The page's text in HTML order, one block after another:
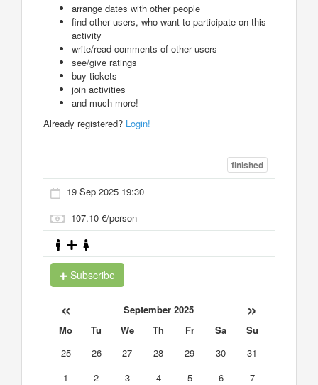
arrange dates with other people
find other users, who want to participate on this
activity
write/read comments of other users
see/give ratings
buy tickets
join activities
and much more!
Already registered? Login!
finished
19 Sep 2025 19:30
107.10 €/person
Subscribe
« September 2025 »
Mo Tu We Th Fr Sa
Su
25
26 27 28 29 30
31
1
2 3 4 5 6
7